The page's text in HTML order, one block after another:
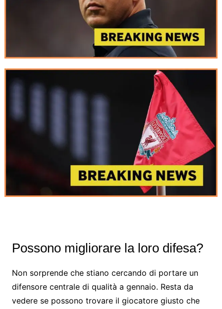
Possono migliorare la loro difesa?
Non sorprende che stiano cercando di portare un
difensore centrale di qualità a gennaio. Resta da
vedere se possono trovare il giocatore giusto che